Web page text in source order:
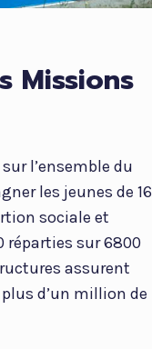
Missions
l’ensemble du
les jeunes de 16
sociale et
réparties sur 6800
assurent
d’un million de